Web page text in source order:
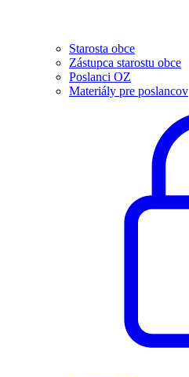
Starosta obce
Zástupca starostu obce
Poslanci OZ
Materiály pre poslancov